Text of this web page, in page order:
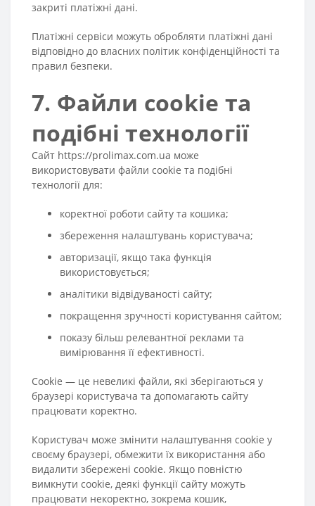
закриті платіжні дані.
Платіжні сервіси можуть обробляти платіжні дані
відповідно до власних політик конфіденційності та
правил безпеки.
7. Файли cookie та
подібні технології
Сайт https://prolimax.com.ua може
використовувати файли cookie та подібні
технології для:
коректної роботи сайту та кошика;
збереження налаштувань користувача;
авторизації, якщо така функція
використовується;
аналітики відвідуваності сайту;
покращення зручності користування сайтом;
показу більш релевантної реклами та
вимірювання її ефективності.
Cookie — це невеликі файли, які зберігаються у
браузері користувача та допомагають сайту
працювати коректно.
Користувач може змінити налаштування cookie у
своєму браузері, обмежити їх використання або
видалити збережені cookie. Якщо повністю
вимкнути cookie, деякі функції сайту можуть
працювати некоректно, зокрема кошик,